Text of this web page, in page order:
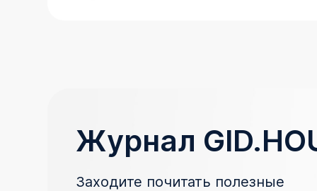
Журнал
Заходите почитать полезные